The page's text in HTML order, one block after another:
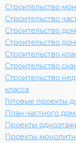
Строительство
Строительство
Строительство
Строительство
Строительство
Строительство
Строительство
класса
Готовые проекты
План частного
Проекты
Проекты